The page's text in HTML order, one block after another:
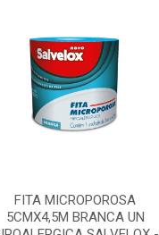
FITA MICROPOROSA
5CMX4,5M BRANCA UN